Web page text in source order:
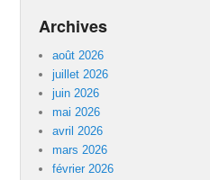
Archives
août 2026
juillet 2026
juin 2026
mai 2026
avril 2026
mars 2026
février 2026